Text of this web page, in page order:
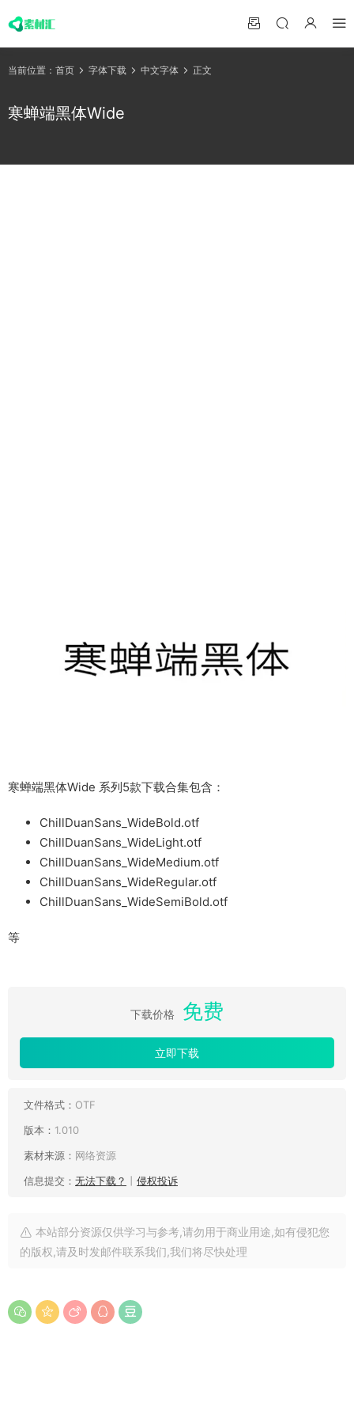
当前位置： 首页 字体下载 中文字体 正文
寒蝉端黑体Wide
寒蝉端黑体Wide 系列5款下载合集包含：
ChillDuanSans_WideBold.otf
ChillDuanSans_WideLight.otf
ChillDuanSans_WideMedium.otf
ChillDuanSans_WideRegular.otf
ChillDuanSans_WideSemiBold.otf
等
下载价格 免费
立即下载
文件格式： OTF
版本： 1.010
素材来源： 网络资源
信息提交： 无法下载？ 侵权投诉
本站部分资源仅供学习与参考,请勿用于商业用途,如有侵犯您
的版权,请及时发邮件联系我们,我们将尽快处理